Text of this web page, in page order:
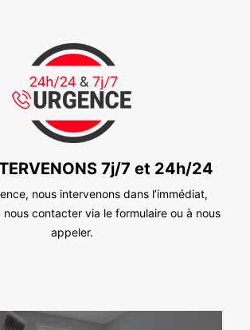
7j/7 et 24h/24
nous intervenons dans l’immédiat,
nous contacter via le formulaire ou à nous
appeler.